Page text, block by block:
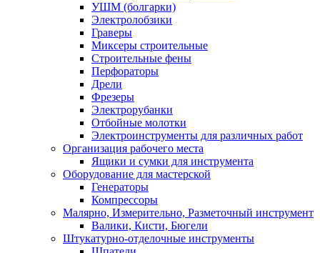
УШМ (болгарки)
Электролобзики
Граверы
Миксеры строительные
Строительные фены
Перфораторы
Дрели
Фрезеры
Электрорубанки
Отбойные молотки
Электроинструменты для различных работ
Организация рабочего места
Ящики и сумки для инструмента
Оборудование для мастерской
Генераторы
Компрессоры
Малярно, Измерительно, Разметочный инструмент
Валики, Кисти, Бюгели
Штукатурно-отделочные инструменты